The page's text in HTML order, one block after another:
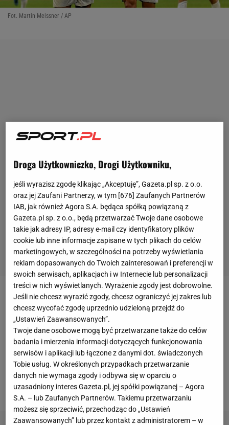
Fot. Martin Meissner / AP
Latem 2017 roku Corentin Tolisso opuściłLyoni
trafił doBayernu.Bawarczycyzapłacili za
środkowego pomocnika 41,5 miliona euro, co było
ich ówczesnym rekordem. Dopiero w lipcu 2019 roku
Bayern pobił tamten rekord, gdy zAtletico Madryt
ściągnął Lucasa Hernandeza za niemal dwa razy
większą kwotę.
Droga Użytkowniczko, Drogi Użytkowniku,
jeśli wyrazisz zgodę klikając „Akceptuję”, Gazeta.pl sp. z o.o.
oraz jej Zaufani Partnerzy, w tym [676] Zaufanych Partnerów
IAB, jak również Agora S.A. będąca spółką powiązaną z
Gazeta.pl sp. z o.o., będą przetwarzać Twoje dane osobowe
takie jak adresy IP, adresy e-mail czy identyfikatory plików
cookie lub inne informacje zapisane w tych plikach do celów
marketingowych, w szczególności na potrzeby wyświetlania
reklam dopasowanych do Twoich zainteresowań i preferencji w
swoich serwisach, aplikacjach i w Internecie lub personalizacji
treści w nich wyświetlanych. Wyrażenie zgody jest dobrowolne.
Jeśli nie chcesz wyrazić zgody, chcesz ograniczyć jej zakres lub
chcesz wycofać zgodę uprzednio udzieloną przejdź do
„Ustawień Zaawansowanych”.
Twoje dane osobowe mogą być przetwarzane także do celów
badania i mierzenia informacji dotyczących funkcjonowania
serwisów i aplikacji lub łączone z danymi dot. świadczonych
Tobie usług. W określonych przypadkach przetwarzanie
danych nie wymaga zgody i odbywa się w oparciu o
uzasadniony interes Gazeta.pl, jej spółki powiązanej – Agora
S.A. – lub Zaufanych Partnerów. Takiemu przetwarzaniu
możesz się sprzeciwić, przechodząc do „Ustawień
Zaawansowanych” lub przez kontakt z administratorem – w